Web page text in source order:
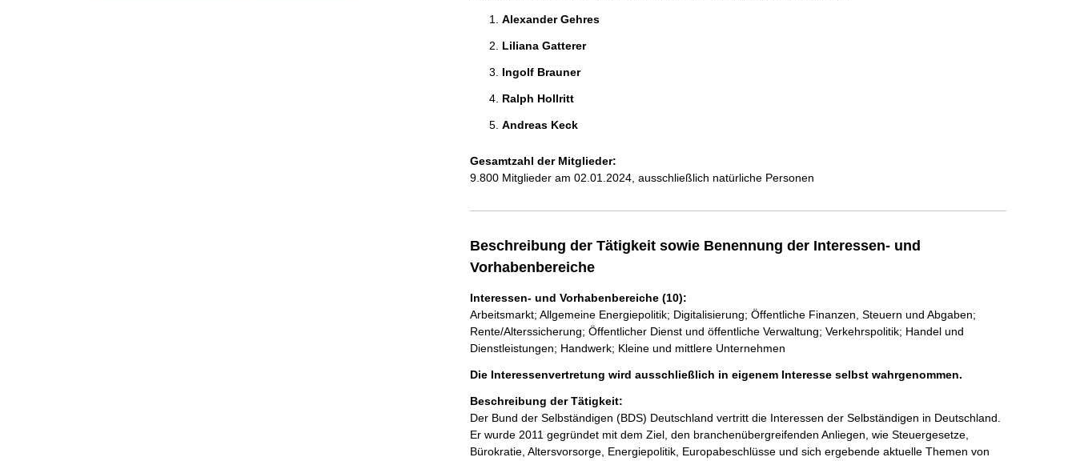
Alexander Gehres
Liliana Gatterer
Ingolf Brauner
Ralph Hollritt
Andreas Keck
Gesamtzahl der Mitglieder:
9.800 Mitglieder am 02.01.2024, ausschließlich natürliche Personen
Beschreibung der Tätigkeit sowie Benennung der Interessen- und
Vorhabenbereiche
Interessen- und Vorhabenbereiche (10):
Arbeitsmarkt; Allgemeine Energiepolitik; Digitalisierung; Öffentliche Finanzen, Steuern und Abgaben;
Rente/Alterssicherung; Öffentlicher Dienst und öffentliche Verwaltung; Verkehrspolitik; Handel und
Dienstleistungen; Handwerk; Kleine und mittlere Unternehmen
Die Interessenvertretung wird ausschließlich in eigenem Interesse selbst wahrgenommen.
Beschreibung der Tätigkeit:
Der Bund der Selbständigen (BDS) Deutschland vertritt die Interessen der Selbständigen in Deutschland.
Er wurde 2011 gegründet mit dem Ziel, den branchenübergreifenden Anliegen, wie Steuergesetze,
Bürokratie, Altersvorsorge, Energiepolitik, Europabeschlüsse und sich ergebende aktuelle Themen von